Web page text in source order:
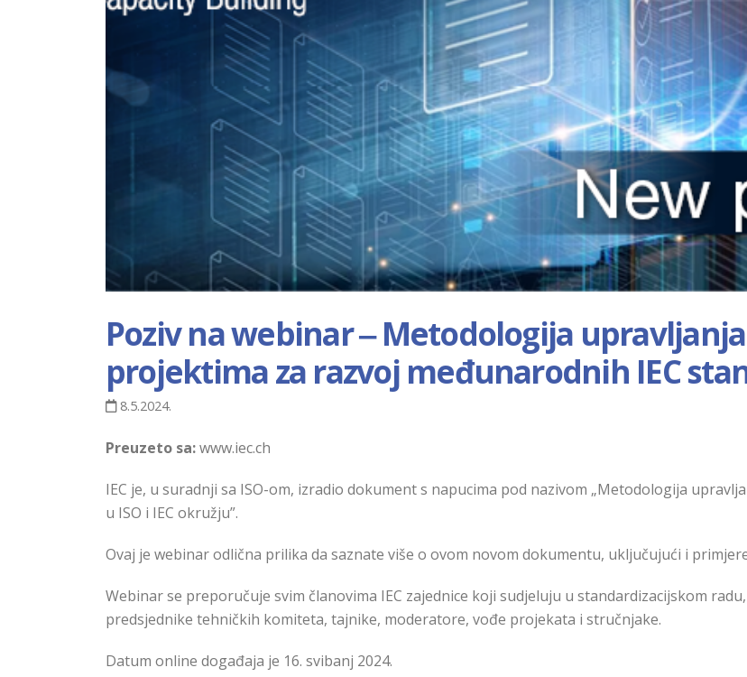
Poziv na webinar ‒ Metodologija upravljanja
projektima za razvoj međunarodnih IEC
8.5.2024.
Preuzeto sa:www.iec.ch
IEC je, u suradnji sa ISO-om, izradio dokument s napucima pod nazivom „Metodologija
u ISO i IEC okružju”.
Ovaj je webinar odlična prilika da saznate više o ovom novom dokumentu, uključujući i
Webinar se preporučuje svim članovima IEC zajednice koji sudjeluju u standardizacijskom
predsjednike tehničkih komiteta, tajnike, moderatore, vođe projekata i stručnjake.
Datum online događaja je 16. svibanj 2024.